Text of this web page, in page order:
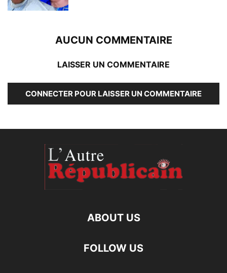
AUCUN COMMENTAIRE
LAISSER UN COMMENTAIRE
CONNECTER POUR LAISSER UN COMMENTAIRE
ABOUT US
FOLLOW US